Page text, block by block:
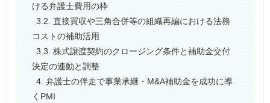
ける弁護士費用の枠
3.2. 直接買収や三角合併等の組織再編における法務
コストの補助活用
3.3. 株式譲渡契約のクロージング条件と補助金交付
決定の連動と調整
4. 弁護士の伴走で事業承継・M&A補助金を成功に導
くPMI